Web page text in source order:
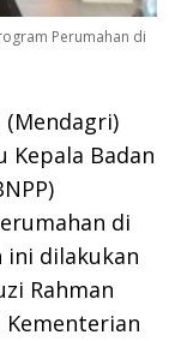
Perumahan di
Kepala Badan
di
ini dilakukan
Rahman
Kementerian